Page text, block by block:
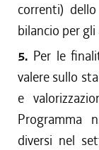
correnti)
bilancio per
5. Per le
valere sullo
e
Programma
diversi nel